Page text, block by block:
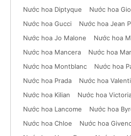
Nước hoa Diptyque
Nước hoa
Nước hoa Gucci
Nước hoa Jean
Nước hoa Jo Malone
Nước hoa
Nước hoa Mancera
Nước hoa
Nước hoa Montblanc
Nước hoa
Nước hoa Prada
Nước hoa
Nước hoa Kilian
Nước hoa
Nước hoa Lancome
Nước hoa
Nước hoa Chloe
Nước hoa